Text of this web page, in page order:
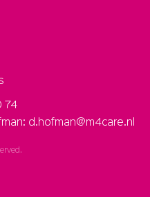
74
d.hofman@m4care.nl